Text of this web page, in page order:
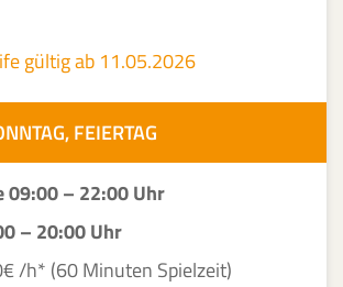
gültig ab 11.05.2026
FEIERTAG
09:00 – 22:00 Uhr
– 20:00 Uhr
/h* (60 Minuten Spielzeit)